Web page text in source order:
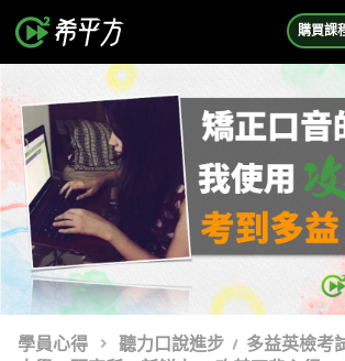
購買課
學員心得 聽力口說進步
多益英檢考